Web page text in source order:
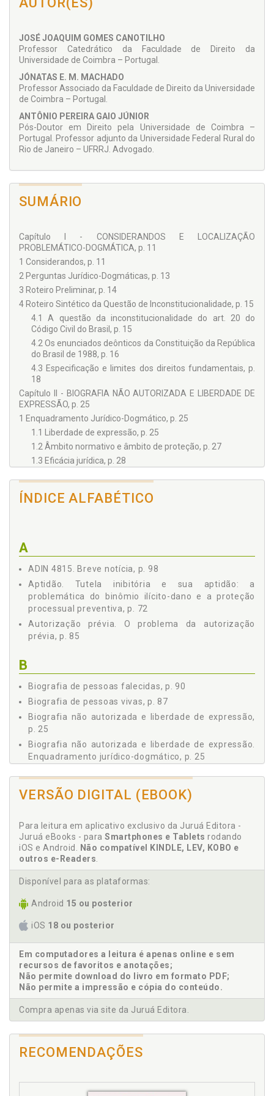
dogmático, este que se estende à própria pessoa biografada
bem como aos meios de proteção jurídico e jurisdicionais
exige.
JOSÉ JOAQUIM GOMES CANOTILHO
Professor Catedrático da Faculdade de Direito da
Universidade de Coimbra – Portugal.
JÓNATAS E. M. MACHADO
Professor Associado da Faculdade de Direito da Universidade
de Coimbra – Portugal.
ANTÔNIO PEREIRA GAIO JÚNIOR
Pós-Doutor em Direito pela Universidade de Coimbra –
Portugal. Professor adjunto da Universidade Federal Rural do
Rio de Janeiro – UFRRJ. Advogado.
SUMÁRIO
Capítulo I - CONSIDERANDOS E LOCALIZAÇÃO
PROBLEMÁTICO-DOGMÁTICA, p. 11
1 Considerandos, p. 11
2 Perguntas Jurídico-Dogmáticas, p. 13
3 Roteiro Preliminar, p. 14
4 Roteiro Sintético da Questão de Inconstitucionalidade, p. 15
4.1 A questão da inconstitucionalidade do art. 20 do
Código Civil do Brasil, p. 15
4.2 Os enunciados deônticos da Constituição da República
do Brasil de 1988, p. 16
4.3 Especificação e limites dos direitos fundamentais, p.
18
Capítulo II - BIOGRAFIA NÃO AUTORIZADA E LIBERDADE DE
EXPRESSÃO, p. 25
1 Enquadramento Jurídico-Dogmático, p. 25
1.1 Liberdade de expressão, p. 25
1.2 Âmbito normativo e âmbito de proteção, p. 27
1.3 Eficácia jurídica, p. 28
1.5 Dignidade humana e direitos de personalidade, p. 31
1.6 Esfera de discurso público, p. 33
2.3 Relevância e estatuto jurídico, p. 39
Capítulo III - O REFERENTE PESSOAL DE BIOGRAFIAS: A
PESSOA BIOGRAFADA, p. 43
1 Figuras Públicas, p. 43
1.1 Conceito e taxonomia, p. 44
2 Biografias Não Autorizadas e Figuras Públicas e Privadas, p.
50
3.2.1 Nome, palavra e imagem, p. 58
3.2.2 Honra, crédito e bom nome, p. 61
3.2.3 Privacidade, p. 65
3.3.1 Tutela sancionatória e reparatória, p. 69
3.3.2 Tutela inibitória e sua aptidão: a problemática do
binômio Ilícito-Dano e a proteção processual
preventiva, p. 72
3.3.3 Tutela inibitória. Previsões legais, p. 77
3.3.5 Breves considerações acerca da tutela inibitória
no plano da divulgação de uma biografia não
autorizada, p. 83
4 O Problema da Autorização Prévia, p. 85
4.1 Biografia de pessoas vivas, p. 87
5 Biografias Não Autorizadas e Liberdade de Expressão, p. 95
6 ADIN 4815. Breve Notícia, p. 98
ÍNDICE ALFABÉTICO
A
ADIN 4815. Breve notícia, p. 98
Aptidão. Tutela inibitória e sua aptidão: a
problemática do binômio ilícito-dano e a proteção
processual preventiva, p. 72
Autorização prévia. O problema da autorização
prévia, p. 85
B
Biografia de pessoas falecidas, p. 90
Biografia de pessoas vivas, p. 87
Biografia não autorizada e liberdade de expressão,
p. 25
Biografia não autorizada e liberdade de expressão.
Enquadramento jurídico-dogmático, p. 25
Biografia não autorizada. Liberdade de expressão.
Biografia não autorizada. Liberdade de expressão.
Roteiro preliminar, p. 14
Biografia não autorizada. Liberdade de expressão.
inconstitucionalidade, p. 15
biografada, p. 43
Biografias não autorizadas, p. 35
privadas, p. 50
Biografias não autorizadas e liberdade de
expressão, p. 95
Biografias não autorizadas. Conceito, p. 35
Biografias não autorizadas. Relevância e estatuto
jurídico, p. 39
Bom nome. Honra, crédito e bom nome, p. 61
Código Civil, art. 20. Questão da
VERSÃO DIGITAL (EBOOK)
Para leitura em aplicativo exclusivo da Juruá Editora -
Juruá eBooks - para Smartphones e Tablets rodando
iOS e Android. Não compatível KINDLE, LEV, KOBO e
outros e-Readers.
Disponível para as plataformas:
Android 15 ou posterior
iOS 18 ou posterior
Em computadores a leitura é apenas online e sem
recursos de favoritos e anotações;
Não permite download do livro em formato PDF;
Não permite a impressão e cópia do conteúdo.
Compra apenas via site da Juruá Editora.
RECOMENDAÇÕES